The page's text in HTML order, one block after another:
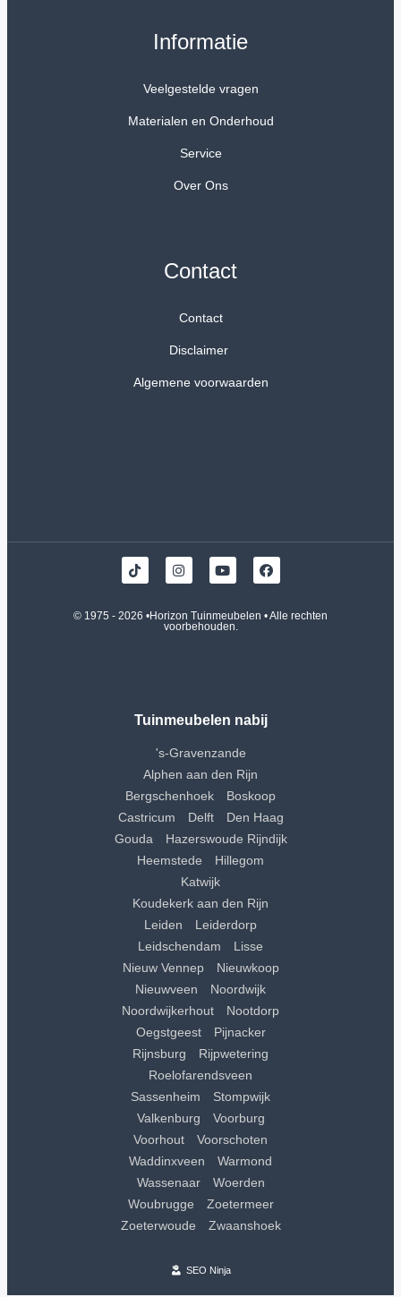
Informatie
Veelgestelde vragen
Materialen en Onderhoud
Service
Over Ons
Contact
Contact
Disclaimer
Algemene voorwaarden
© 1975 - 2026 •Horizon Tuinmeubelen • Alle rechten
voorbehouden.
Tuinmeubelen nabij
's-Gravenzande
Alphen aan den Rijn
Bergschenhoek
Boskoop
Castricum
Delft
Den Haag
Gouda
Hazerswoude Rijndijk
Heemstede
Hillegom
Katwijk
Koudekerk aan den Rijn
Leiden
Leiderdorp
Leidschendam
Lisse
Nieuw Vennep
Nieuwkoop
Nieuwveen
Noordwijk
Noordwijkerhout
Nootdorp
Oegstgeest
Pijnacker
Rijnsburg
Rijpwetering
Roelofarendsveen
Sassenheim
Stompwijk
Valkenburg
Voorburg
Voorhout
Voorschoten
Waddinxveen
Warmond
Wassenaar
Woerden
Woubrugge
Zoetermeer
Zoeterwoude
Zwaanshoek
SEO Ninja